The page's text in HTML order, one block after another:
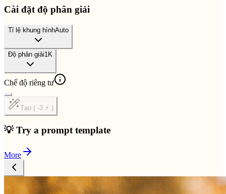
Cài đặt độ phân giải
Tỉ lệ khung hìnhAuto
Độ phân giải1K
Chế độ riêng tư
Tạo ( -3 ⚡ )
💡 Try a prompt template
More